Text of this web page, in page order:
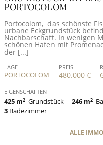
PORTOCOLOM
Portocolom, das schönste
urbane Eckgrundstück
Nachbarschaft. In wenigen
schönen Hafen mit
der [...]
LAGE
PORTOCOLOM
PREIS
480.000 €
EIGENSCHAFTEN
425 m2 Grundstück 246 m2
3 Badezimmer
ALLE